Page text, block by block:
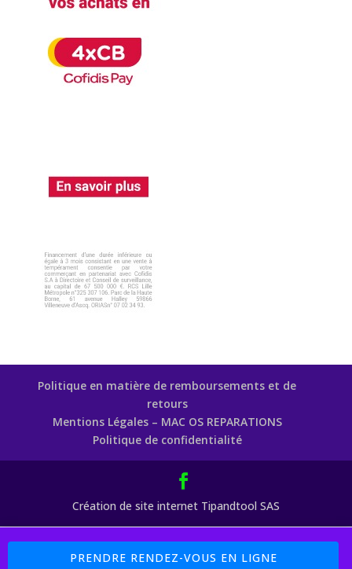
Boutique : 5% sur les Pièces Détachées Code Promo : MAC77 (
Payement 4 X Sans Frais avec PayPal et Cofidis )
Politique en matière de remboursements et de
retours
Mentions Légales – MAC OS REPARATIONS
Politique de confidentialité
Création de site internet Tipandtool SAS
PRENDRE RENDEZ-VOUS EN LIGNE